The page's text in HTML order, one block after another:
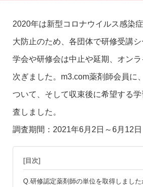
2020年は新型コロナウイルス感染
大防止のため、各団体で研修受講
学会や研修会は中止や延期、オン
次ぎました。m3.com薬剤師会員に
ついて、そして収束後に希望する
査しました。
調査期間：2021年6月2日～6月12
[目次]
Q.研修認定薬剤師の単位を取得しました